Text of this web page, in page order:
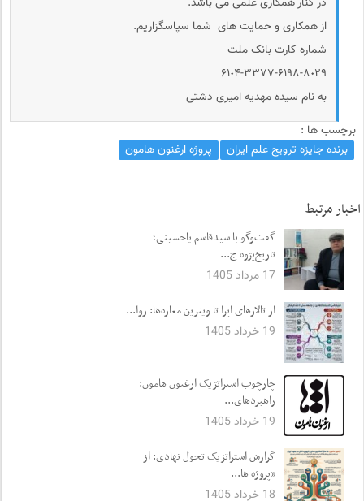
از همکاری و حمایت های شما سپاسگزاریم.
شماره کارت بانک ملت
۶۱٠۴-۳۳۷۷-۶۱۹۸-۸٠۲۹
به نام سیده مهدیه امیری دشتی
برچسب ها :
برنده جایزه ترویج علم ایران
پروژه ارغنون هامون
اخبار مرتبط
گفت‌وگو با سیدقاسم یاحسینی؛
تاریخ‌پژوه ج...
17 مرداد 1405
از تالارهای اپرا تا ویترین مغازه‌ها: روا...
19 خرداد 1405
چارچوب استراتژیک ارغنون هامون:
راهبردهای...
19 خرداد 1405
گزارش استراتژیک تحول نهادی: از
«پروژه ها...
18 خرداد 1405